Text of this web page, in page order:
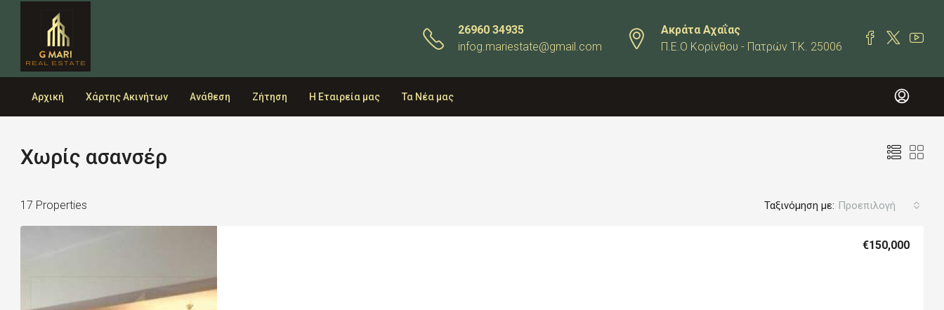
26960 34935
infog.mariestate@gmail.com
Ακράτα Αχαΐας
Π.Ε.Ο Κορίνθου - Πατρών T.K. 25006
Αρχική Χάρτης Ακινήτων Ανάθεση Ζήτηση Η Εταιρεία μας Τα Νέα μας
Χωρίς ασανσέρ
17 Properties Ταξινόμηση με: Προεπιλογή
€150,000